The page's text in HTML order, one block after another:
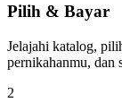
Pilih & Bayar
Jelajahi katalog,
pernikahanmu, dan
2